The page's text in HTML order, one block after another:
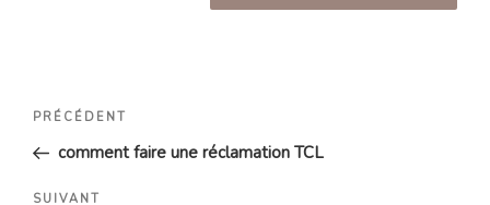
Navigation
l’article
Article
précédent
PRÉCÉDENT
comment faire une réclamation TCL
SUIVANT